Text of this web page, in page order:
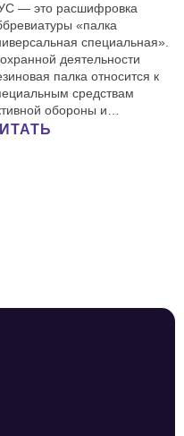
— это расшифровка
«палка
специальная».
деятельности
палка относится к
средствам
обороны и…